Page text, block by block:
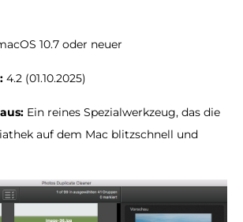
10.7 oder neuer
4.2 (01.10.2025)
Ein reines Spezialwerkzeug, das die
auf dem Mac blitzschnell und